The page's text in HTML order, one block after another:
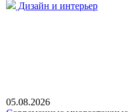
Дизайн и интерьер
05.08.2026